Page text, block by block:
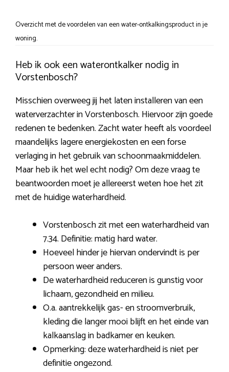
Overzicht met de voordelen van een water-ontkalkingsproduct in je
woning.
Heb ik ook een waterontkalker nodig in
Vorstenbosch?
Misschien overweeg jij het laten installeren van een
waterverzachter in Vorstenbosch. Hiervoor zijn goede
redenen te bedenken. Zacht water heeft als voordeel
maandelijks lagere energiekosten en een forse
verlaging in het gebruik van schoonmaakmiddelen.
Maar heb ik het wel echt nodig? Om deze vraag te
beantwoorden moet je allereerst weten hoe het zit
met de huidige waterhardheid.
Vorstenbosch zit met een waterhardheid van
7.34. Definitie: matig hard water.
Hoeveel hinder je hiervan ondervindt is per
persoon weer anders.
De waterhardheid reduceren is gunstig voor
lichaam, gezondheid en milieu.
O.a. aantrekkelijk gas- en stroomverbruik,
kleding die langer mooi blijft en het einde van
kalkaanslag in badkamer en keuken.
Opmerking: deze waterhardheid is niet per
definitie ongezond.